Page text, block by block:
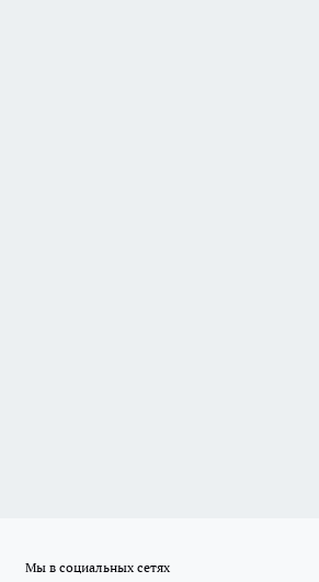
Мы в социальных сетях